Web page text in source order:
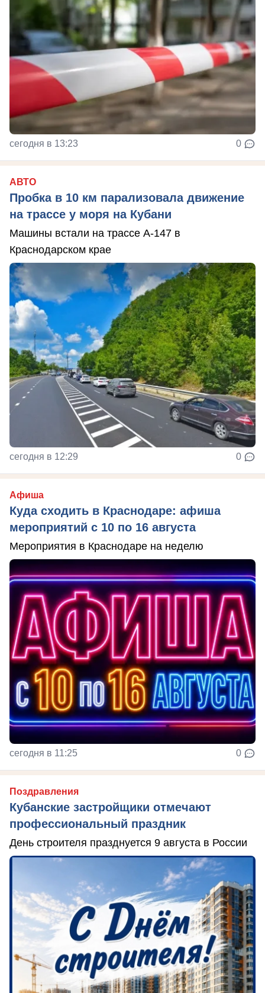
сегодня в 13:23 0
АВТО
Пробка в 10 км парализовала движение
на трассе у моря на Кубани
Машины встали на трассе А-147 в
Краснодарском крае
сегодня в 12:29 0
Афиша
Куда сходить в Краснодаре: афиша
мероприятий с 10 по 16 августа
Мероприятия в Краснодаре на неделю
сегодня в 11:25 0
Поздравления
Кубанские застройщики отмечают
профессиональный праздник
День строителя празднуется 9 августа в России